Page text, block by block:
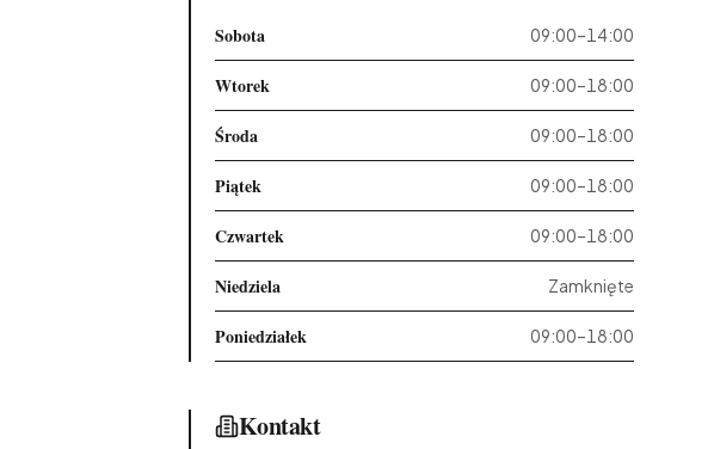
Sobota 09:00–14:00
Wtorek 09:00–18:00
Środa 09:00–18:00
Piątek 09:00–18:00
Czwartek 09:00–18:00
Niedziela Zamknięte
Poniedziałek 09:00–18:00
Kontakt